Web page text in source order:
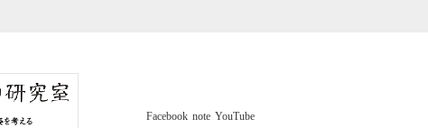
Facebook note YouTube